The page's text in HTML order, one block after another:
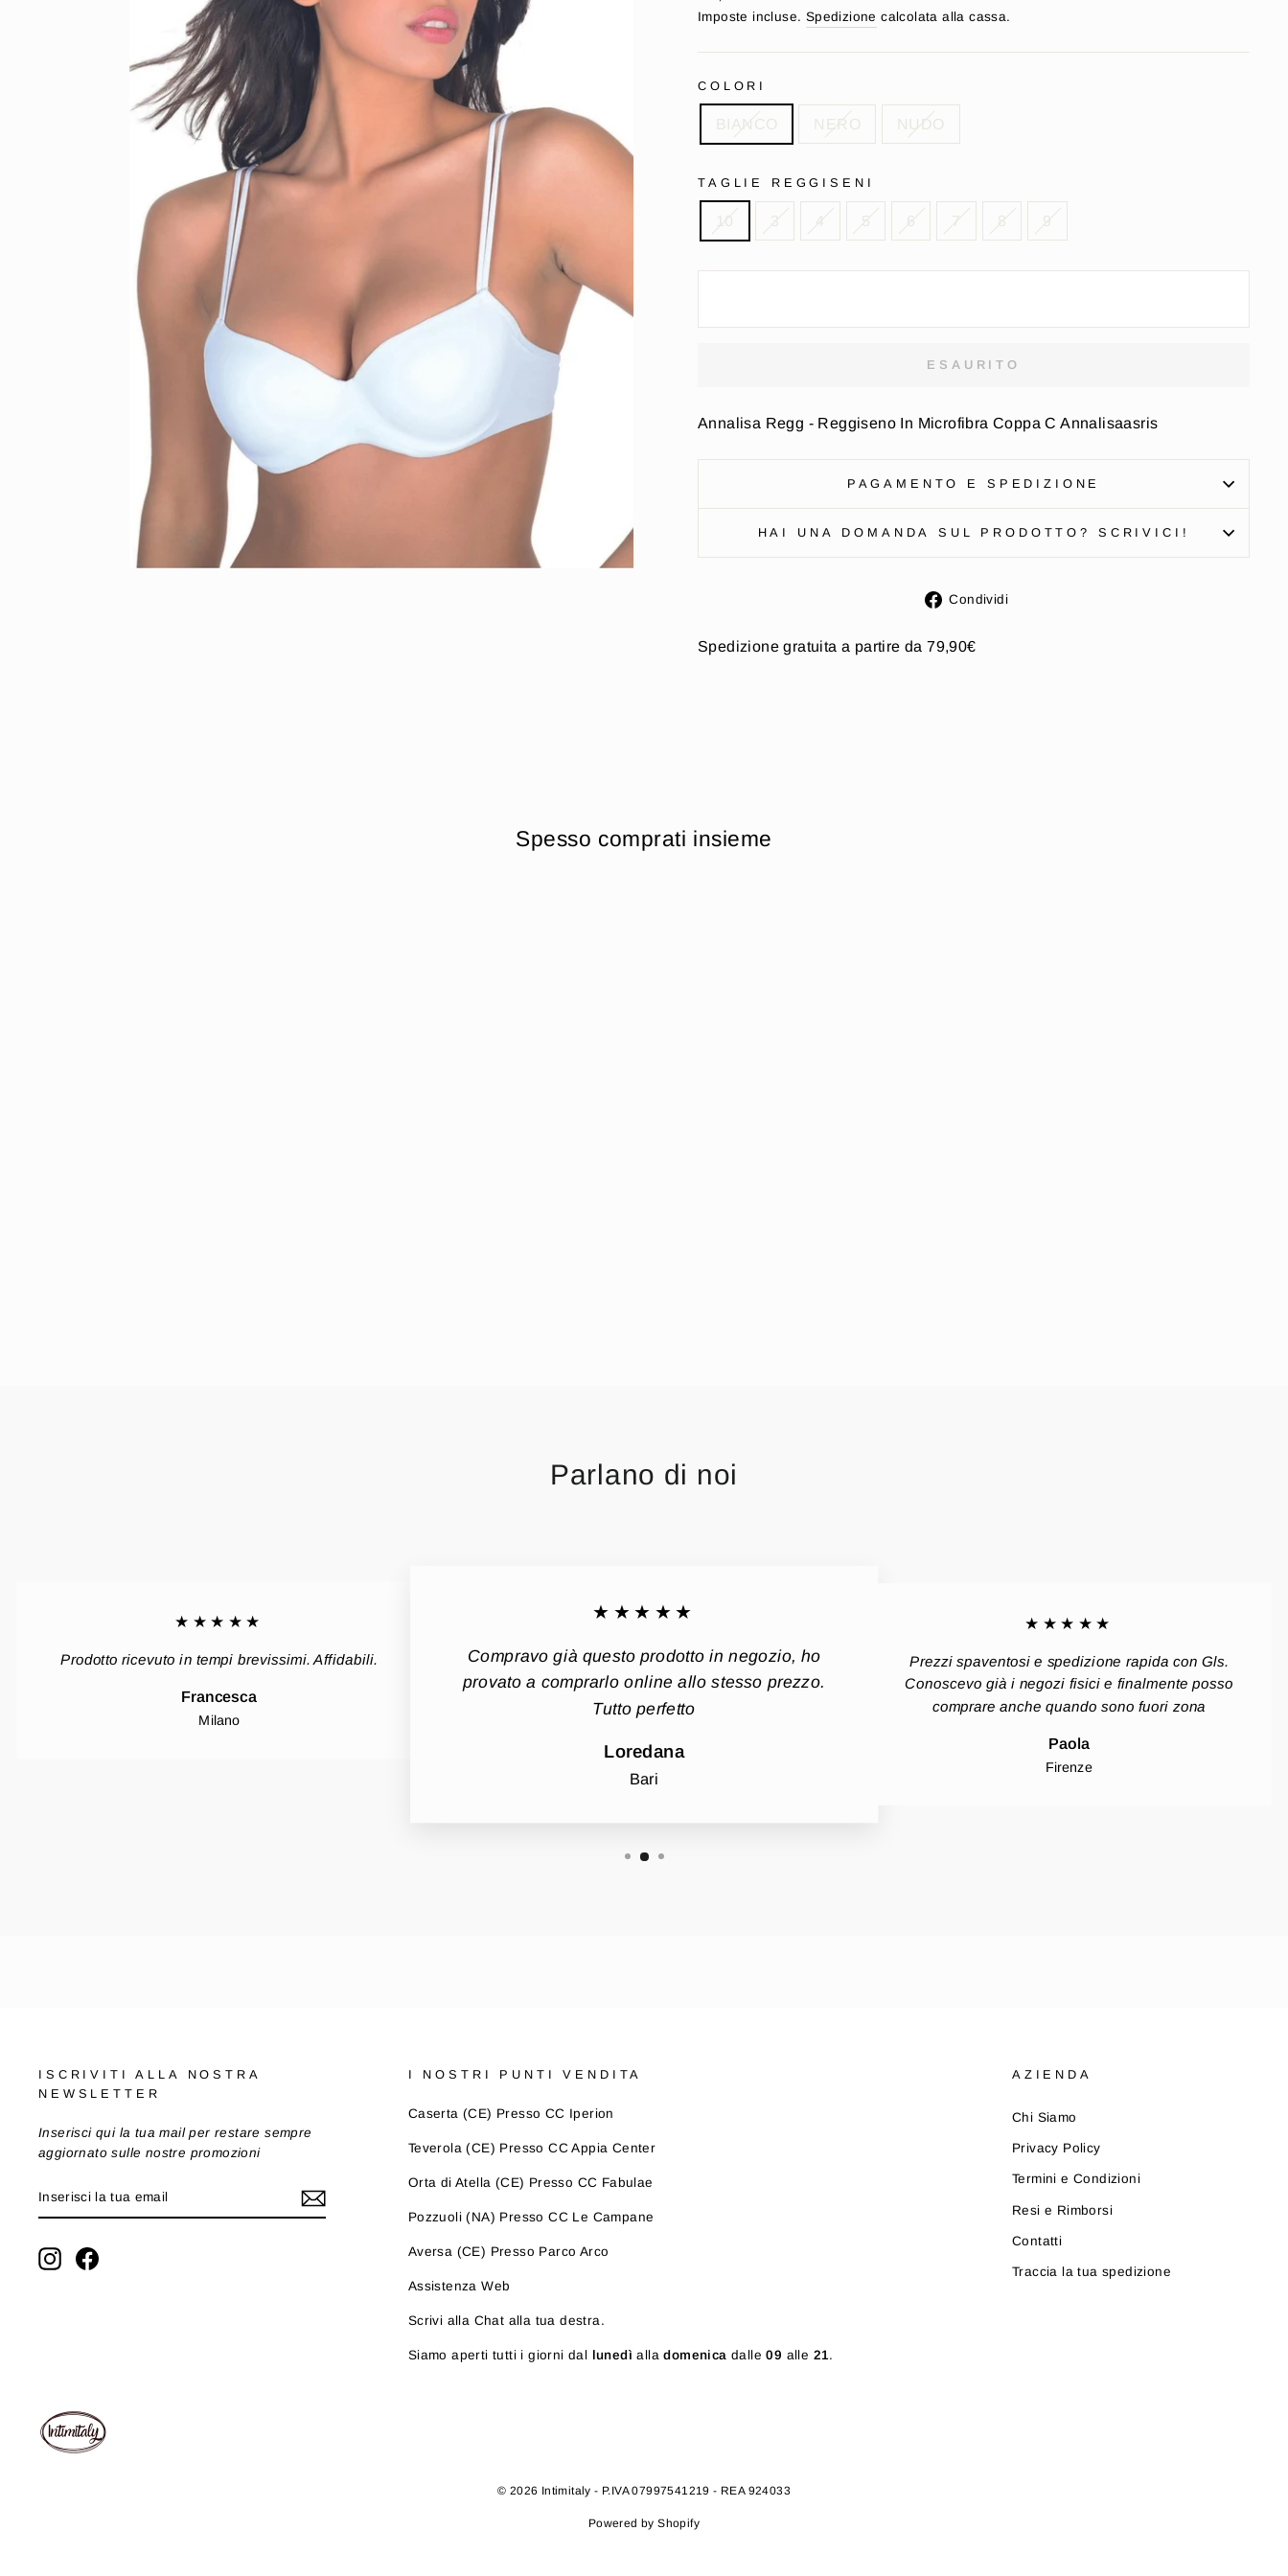
di
Imposte incluse. Spedizione calcolata alla cassa.
COLORI
BIANCO NERO NUDO
TAGLIE REGGISENI
10 3 4 5 6 7 8 9
ESAURITO
Annalisa Regg - Reggiseno In Microfibra Coppa C Annalisaasris
PAGAMENTO E SPEDIZIONE
HAI UNA DOMANDA SUL PRODOTTO? SCRIVICI!
Condividi
Spedizione gratuita a partire da 79,90€
Spesso comprati insieme
Parlano di noi
★★★★★
Prodotto ricevuto in tempi brevissimi. Affidabili.
Francesca
Milano
★★★★★
Compravo già questo prodotto in negozio, ho
provato a comprarlo online allo stesso prezzo.
Tutto perfetto
Loredana
Bari
★★★★★
Prezzi spaventosi e spedizione rapida con Gls.
Conoscevo già i negozi fisici e finalmente posso
comprare anche quando sono fuori zona
Paola
Firenze
ISCRIVITI ALLA NOSTRA
NEWSLETTER
Inserisci qui la tua mail per restare sempre
aggiornato sulle nostre promozioni
LA
TUA
InstagramFacebook
I NOSTRI PUNTI VENDITA
Caserta (CE) Presso CC Iperion
Teverola (CE) Presso CC Appia Center
Orta di Atella (CE) Presso CC Fabulae
Pozzuoli (NA) Presso CC Le Campane
Aversa (CE) Presso Parco Arco
Assistenza Web
Scrivi alla Chat alla tua destra.
Siamo aperti tutti i giorni dal lunedìalladomenica dalle09 alle 21.
AZIENDA
Chi Siamo
Privacy Policy
Termini e Condizioni
Resi e Rimborsi
Contatti
Traccia la tua spedizione
© 2026 Intimitaly - P.IVA 07997541219 - REA 924033
Powered by Shopify